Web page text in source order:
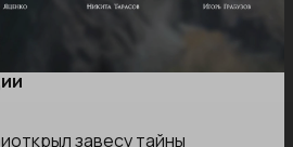
завесу тайны